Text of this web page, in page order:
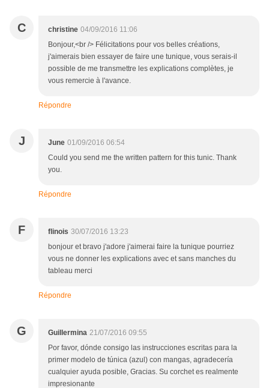
C christine 04/09/2016 11:06
Bonjour,<br /> Félicitations pour vos belles créations,
j'aimerais bien essayer de faire une tunique, vous serais-il
possible de me transmettre les explications complètes, je
vous remercie à l'avance.
Répondre
J June 01/09/2016 06:54
Could you send me the written pattern for this tunic. Thank
you.
Répondre
F flinois 30/07/2016 13:23
bonjour et bravo j'adore j'aimerai faire la tunique pourriez
vous ne donner les explications avec et sans manches du
tableau merci
Répondre
G Guillermina 21/07/2016 09:55
Por favor, dónde consigo las instrucciones escritas para la
primer modelo de túnica (azul) con mangas, agradecería
cualquier ayuda posible, Gracias. Su corchet es realmente
impresionante